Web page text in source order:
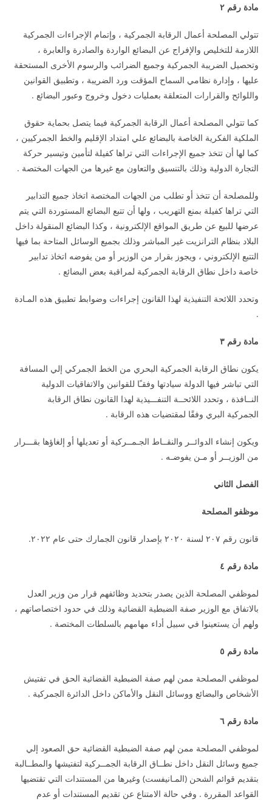
مادة رقم ٢
تتولي المصلحة أعمال الرقابة الجمركية ، وإتمام الإجراءات الجمركية
اللازمة للتخليص والإفراج عن البضائع الواردة والصادرة والعابرة ،
وتحصيل الضريبة الجمركية وجميع الضرائب والرسوم الأخرى المستحقة
عليها ، وإدارة نظامي السماح المؤقت ورد الضريبة ، وتطبيق القوانين
واللوائح والقرارات المتعلقة بعمليات دخول وخروج وعبور البضائع .
كما تتولي المصلحة أعمال الرقابة الجمركية فيما يتصل بحماية حقوق
الملكية الفكرية الخاصة بالبضائع علي امتداد الإقليم والخط الجمركيين ،
كما لها أن تتخذ جميع الإجراءات التي تراها كفيلة لتأمين وتيسير حركة
التجارة الدولية وذلك بالتنسيق والتعاون مع غيرها من الجهات المختصة .
وللمصلحة أن تتخذ أو تطلب من الجهات المختصة اتخاذ جميع التدابير
التي تراها كفيلة بمنع التهريب ، ولها أن تتبع البضائع المستوردة التي يتم
عرضها للبيع عن طريق المواقع الإلكترونية ، وكذا البضائع المنقولة داخل
البلاد بنظام الترانزيت غير المباشر وذلك بجميع الوسائل المتاحة بما فيها
التتبع الإلكتروني ، ويجوز بقرار من الوزير أو من يفوضه اتخاذ تدابير
خاصة داخل نطاق الرقابة الجمركية لمراقبة بعض البضائع .
وتحدد اللائحة التنفيذية لهذا القانون إجراءات وضوابط تطبيق هذه المـادة
.
مادة رقم ٣
يكون نطاق الرقابة الجمركية البحري من الخط الجمركي إلي المسافة
التي تباشر فيها الدولة سيادتها وفقـًا للقوانين والاتفاقيات الدولية
النــافذة ، وتحدد اللائحــة التنفـــيذية لهذا القانون نطاق الرقابة
الجمركية البري وفقًا لمقتضيات هذه الرقابة .
ويكون إنشاء الدوائــر والنقــاط الجـمــركية أو تعديلها أو إلغاؤها بقـــرار
من الوزيــر أو مـن يفوضـه .
الفصل الثاني
موظفو المصلحة
قانون رقم ٢٠٧ لسنة ٢٠٢٠ بإصدار قانون الجمارك حتى عام ٢٠٢٢.
مادة رقم ٤
لموظفي المصلحة الذين يصدر بتحديد وظائفهم قرار من وزير العدل
بالاتفاق مع الوزير صفة الضبطية القضائية وذلك في حدود اختصاصاتهم ،
ولهم أن يستعينوا في سبيل أداء مهامهم بالسلطات المختصة .
مادة رقم ٥
لموظفي المصلحة ممن لهم صفة الضبطية القضائية الحق في تفتيش
الأشخاص والبضائع ووسائل النقل والأماكن داخل الدائرة الجمركية .
مادة رقم ٦
لموظفي المصلحة ممن لهم صفة الضبطية القضائية حق الصعود إلي
جميع وسائل النقل داخل نطــاق الرقابة الجمــركية لتفتيشها والمطــالبة
بتقديم قوائم الشحن (المـانيفست) وغيرها من المستندات التي تقتضيها
القواعد المقررة . وفي حالة الامتناع عن تقديم المستندات أو عدم